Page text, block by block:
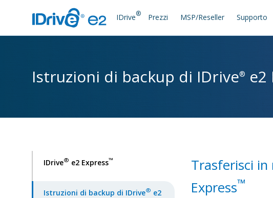
IDrive® Prezzi MSP/Reseller Supporto
Istruzioni di backup di IDrive® e2
IDrive® e2 Express™
Istruzioni di backup di IDrive® e2
Trasferisci
Express™